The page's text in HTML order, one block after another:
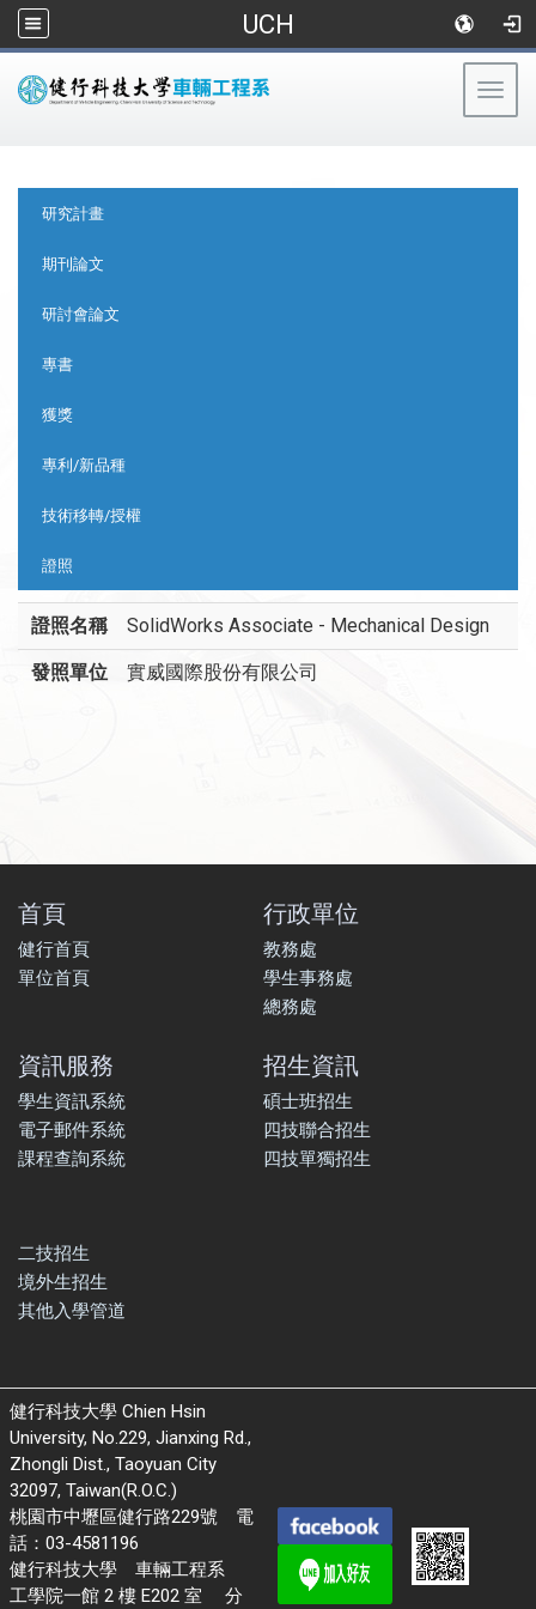
UCH
研究計畫
期刊論文
研討會論文
專書
獲獎
專利/新品種
技術移轉/授權
證照
證照名稱 SolidWorks Associate - Mechanical Design
發照單位 實威國際股份有限公司
首頁
健行首頁
單位首頁
行政單位
教務處
學生事務處
總務處
資訊服務
學生資訊系統
電子郵件系統
課程查詢系統
招生資訊
碩士班招生
四技聯合招生
四技單獨招生
二技招生
境外生招生
其他入學管道
健行科技大學 Chien Hsin
University, No.229, Jianxing Rd.,
Zhongli Dist., Taoyuan City
32097, Taiwan(R.O.C.)
桃園市中壢區健行路229號 電
話：03-4581196
健行科技大學 車輛工程系
工學院一館 2 樓 E202 室 分